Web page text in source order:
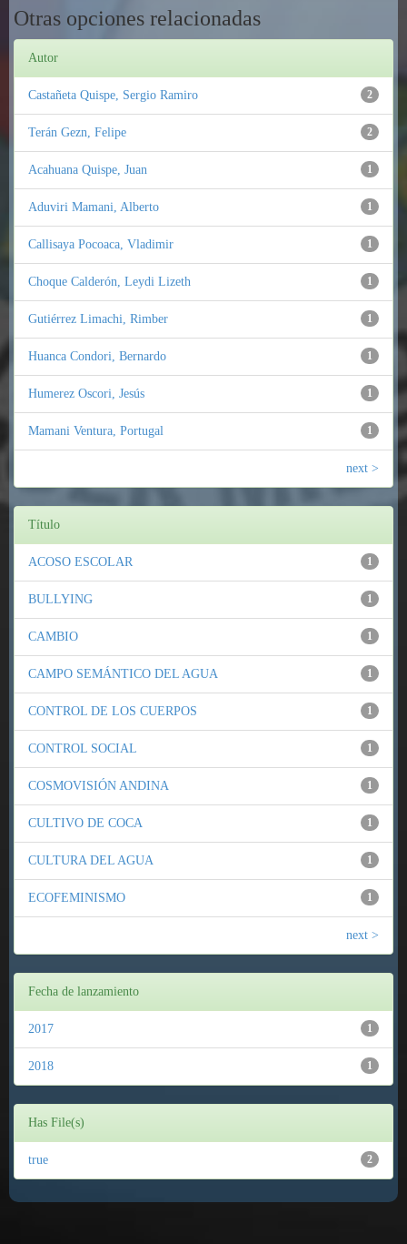
Otras opciones relacionadas
Autor
2
Castañeta Quispe, Sergio Ramiro
2
Terán Gezn, Felipe
1
Acahuana Quispe, Juan
1
Aduviri Mamani, Alberto
1
Callisaya Pocoaca, Vladimir
1
Choque Calderón, Leydi Lizeth
1
Gutiérrez Limachi, Rimber
1
Huanca Condori, Bernardo
1
Humerez Oscori, Jesús
1
Mamani Ventura, Portugal
next >
Título
1
ACOSO ESCOLAR
1
BULLYING
1
CAMBIO
1
CAMPO SEMÁNTICO DEL AGUA
1
CONTROL DE LOS CUERPOS
1
CONTROL SOCIAL
1
COSMOVISIÓN ANDINA
1
CULTIVO DE COCA
1
CULTURA DEL AGUA
1
ECOFEMINISMO
next >
Fecha de lanzamiento
1
2017
1
2018
Has File(s)
2
true